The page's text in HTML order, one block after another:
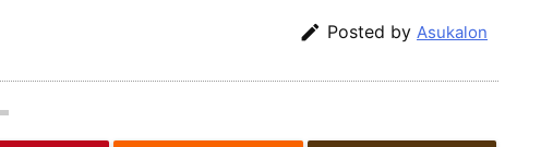
 Posted by Asukalon